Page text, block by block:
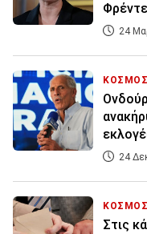
24
ΚΟΣΜΟΣ
24
ΚΟΣΜΟΣ
Στις